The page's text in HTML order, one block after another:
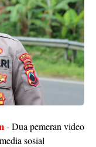
- Dua pemeran video
sosial